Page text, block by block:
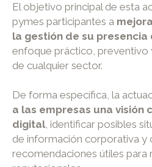
El objetivo principal de esta
pymes participantes a
la gestión de su presencia
enfoque práctico, preventivo
de cualquier sector.
De forma específica, la
a las empresas una visión
digital, identificar posibles
de información corporativa y
recomendaciones útiles para